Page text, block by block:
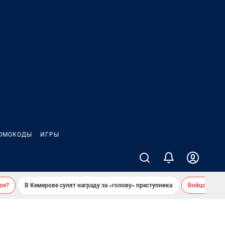
ИГРЫ
В Кемерове сулят награду за «голову» преступника Бойцовский